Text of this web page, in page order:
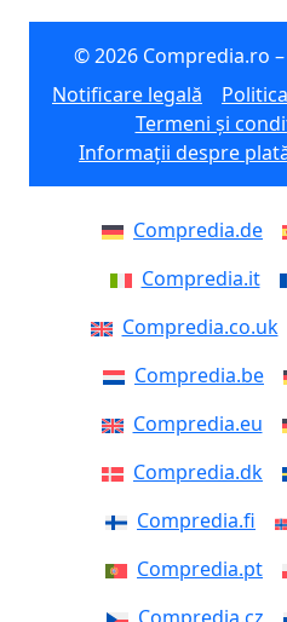
© 2026 Compredia.ro
Notificare legală
Termeni și
Informații despre
Compredia.de
Compredia.it
Compredia.co.uk
Compredia.be
Compredia.eu
Compredia.dk
Compredia.fi
Compredia.pt